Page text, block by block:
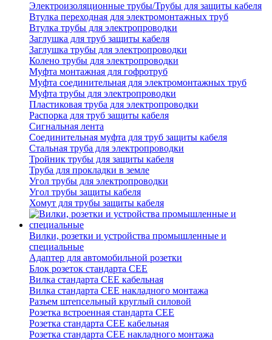
Электроизоляционные трубы/Трубы для защиты кабеля
Втулка переходная для электромонтажных труб
Втулка трубы для электропроводки
Заглушка для труб защиты кабеля
Заглушка трубы для электропроводки
Колено трубы для электропроводки
Муфта монтажная для гофротруб
Муфта соединительная для электромонтажных труб
Муфта трубы для электропроводки
Пластиковая труба для электропроводки
Распорка для труб защиты кабеля
Сигнальная лента
Соединительная муфта для труб защиты кабеля
Стальная труба для электропроводки
Тройник трубы для защиты кабеля
Труба для прокладки в земле
Угол трубы для электропроводки
Угол трубы защиты кабеля
Хомут для трубы защиты кабеля
Вилки, розетки и устройства промышленные и
специальные
Адаптер для автомобильной розетки
Блок розеток стандарта CEE
Вилка стандарта CEE кабельная
Вилка стандарта CEE накладного монтажа
Разъем штепсельный круглый силовой
Розетка встроенная стандарта CEE
Розетка стандарта СЕЕ кабельная
Розетка стандарта СЕЕ накладного монтажа